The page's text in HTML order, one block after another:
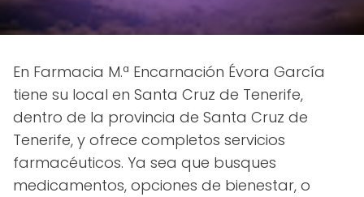
En Farmacia M.ª Encarnación Évora García
tiene su local en Santa Cruz de Tenerife,
dentro de la provincia de Santa Cruz de
Tenerife, y ofrece completos servicios
farmacéuticos. Ya sea que busques
medicamentos, opciones de bienestar, o